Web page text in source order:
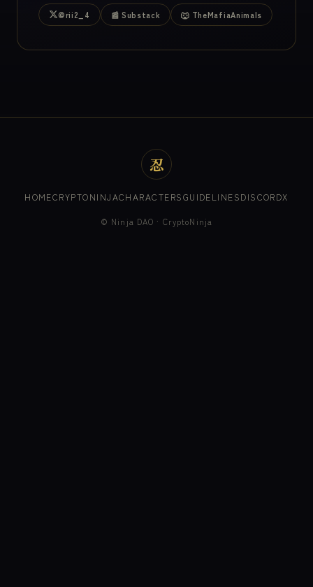
@rii2_4 📰 Substack 🐺 TheMafiaAnimals
忍
HOMECRYPTONINJACHARACTERSGUIDELINESDISCORDX
© Ninja DAO · CryptoNinja